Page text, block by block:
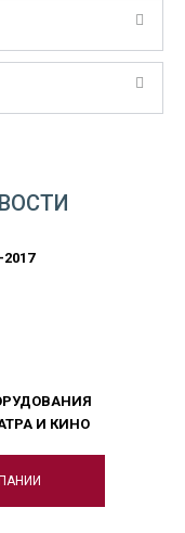
2017
И КИНО